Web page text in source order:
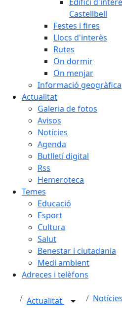
Castellbell
Festes i fires
Llocs d'interès
Rutes
On dormir
On menjar
Informació geogràfica
Actualitat
Galeria de fotos
Avisos
Notícies
Agenda
Butlletí digital
Rss
Hemeroteca
Temes
Educació
Esport
Cultura
Salut
Benestar i ciutadania
Medi ambient
Adreces i telèfons
Actualitat Notícies